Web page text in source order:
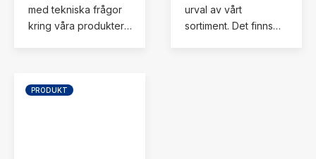
med tekniska frågor
kring våra produkter.
urval av vårt
sortiment. Det finns
PRODUKT